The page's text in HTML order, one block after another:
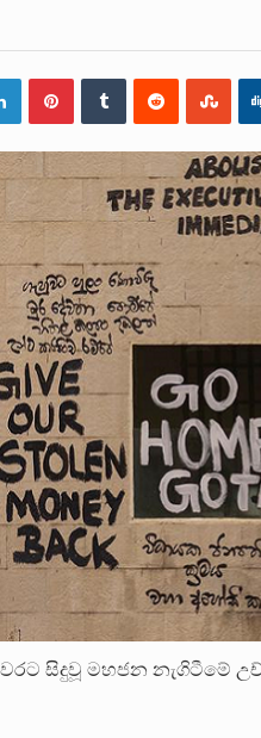
හා ඉන් පහළ
ඉකුත් වසර පහක කාලය
තුවාල ලැබූ බව කියන
සංවාදය පැවැත්වෙන්නේ
හිමිකම් ක්‍රියාකාරීන් වන
සෞඛය ප්‍රශ්න, වැටු
සිදුවූ මහජන නැගිටීමේ